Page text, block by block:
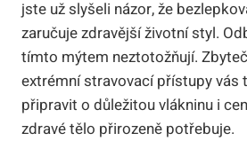
jste už slyšeli názor, že
zaručuje zdravější životní styl.
tímto mýtem neztotožňují.
extrémní stravovací přístupy vás
připravit o důležitou vlákninu i
zdravé tělo přirozeně potřebuje.